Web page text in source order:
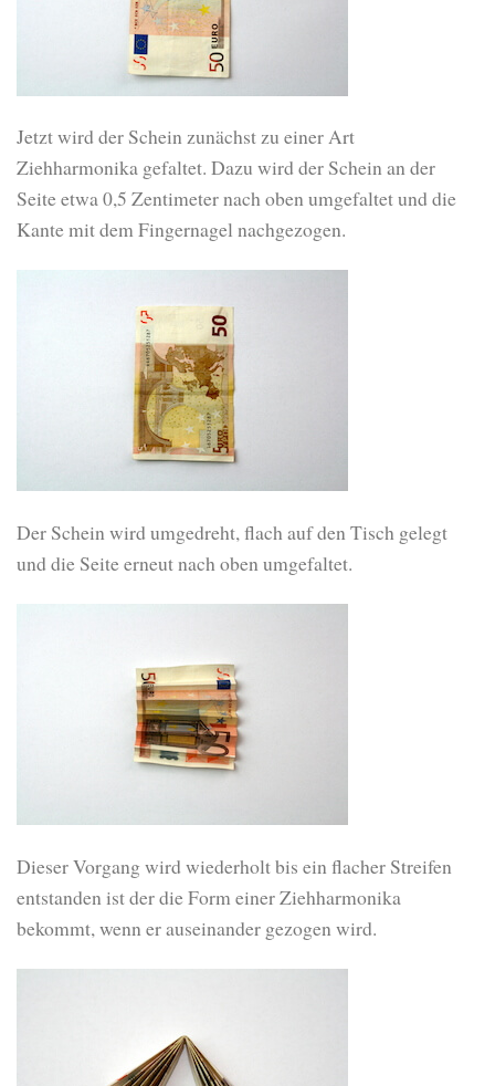
Jetzt wird der Schein zunächst zu einer Art
Ziehharmonika gefaltet. Dazu wird der Schein an der
Seite etwa 0,5 Zentimeter nach oben umgefaltet und die
Kante mit dem Fingernagel nachgezogen.
Der Schein wird umgedreht, flach auf den Tisch gelegt
und die Seite erneut nach oben umgefaltet.
Dieser Vorgang wird wiederholt bis ein flacher Streifen
entstanden ist der die Form einer Ziehharmonika
bekommt, wenn er auseinander gezogen wird.